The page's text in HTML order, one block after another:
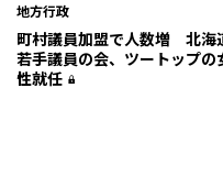
地方行政
町村議員加盟で人数増 北海
若手議員の会、ツートップの
性就任